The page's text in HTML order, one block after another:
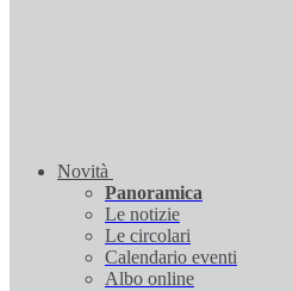
Novità
Panoramica
Le notizie
Le circolari
Calendario eventi
Albo online